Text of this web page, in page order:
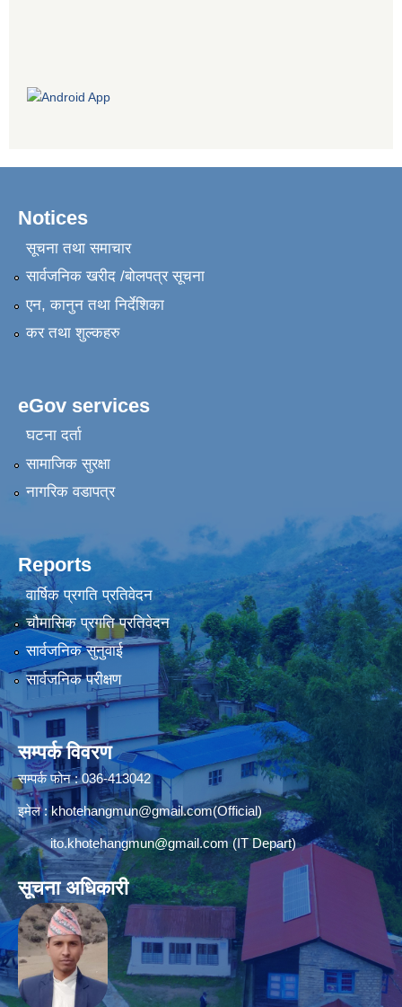
Notices
सूचना तथा समाचार
सार्वजनिक खरीद /बोलपत्र सूचना
एन, कानुन तथा निर्देशिका
कर तथा शुल्कहरु
eGov services
घटना दर्ता
सामाजिक सुरक्षा
नागरिक वडापत्र
Reports
वार्षिक प्रगति प्रतिवेदन
चौमासिक प्रगति प्रतिवेदन
सार्वजनिक सुनुवाई
सार्वजनिक परीक्षण
सम्पर्क विवरण
सम्पर्क फोन : 036-413042
इमेल :khotehangmun@gmail.com(Official)
ito.khotehangmun@gmail.com(IT Depart)
सूचना अधिकारी